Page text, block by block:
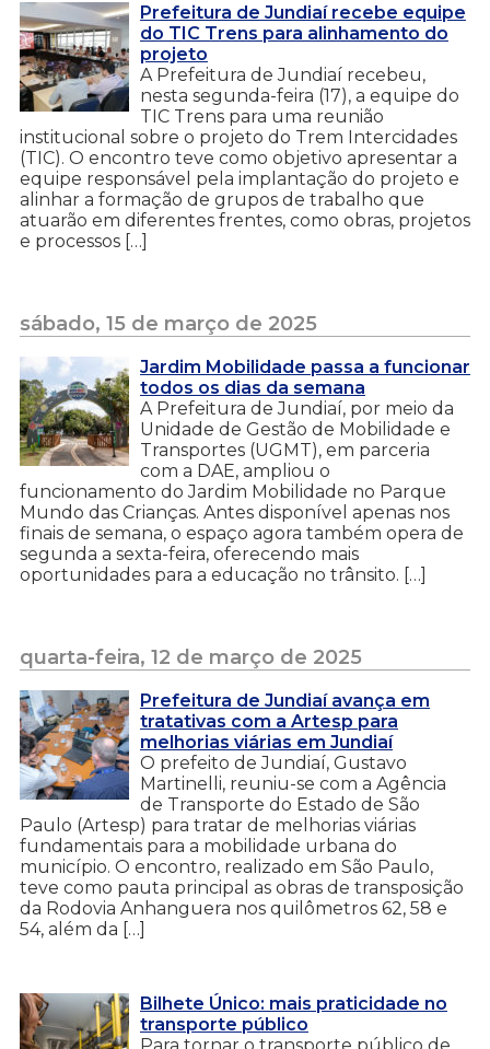
Prefeitura de Jundiaí recebe equipe
do TIC Trens para alinhamento do
projeto
A Prefeitura de Jundiaí recebeu,
nesta segunda-feira (17), a equipe do
TIC Trens para uma reunião
institucional sobre o projeto do Trem Intercidades
(TIC). O encontro teve como objetivo apresentar a
equipe responsável pela implantação do projeto e
alinhar a formação de grupos de trabalho que
atuarão em diferentes frentes, como obras, projetos
e processos […]
sábado, 15 de março de 2025
Jardim Mobilidade passa a funcionar
todos os dias da semana
A Prefeitura de Jundiaí, por meio da
Unidade de Gestão de Mobilidade e
Transportes (UGMT), em parceria
com a DAE, ampliou o
funcionamento do Jardim Mobilidade no Parque
Mundo das Crianças. Antes disponível apenas nos
finais de semana, o espaço agora também opera de
segunda a sexta-feira, oferecendo mais
oportunidades para a educação no trânsito. […]
quarta-feira, 12 de março de 2025
Prefeitura de Jundiaí avança em
tratativas com a Artesp para
melhorias viárias em Jundiaí
O prefeito de Jundiaí, Gustavo
Martinelli, reuniu-se com a Agência
de Transporte do Estado de São
Paulo (Artesp) para tratar de melhorias viárias
fundamentais para a mobilidade urbana do
município. O encontro, realizado em São Paulo,
teve como pauta principal as obras de transposição
da Rodovia Anhanguera nos quilômetros 62, 58 e
54, além da […]
Bilhete Único: mais praticidade no
transporte público
Para tornar o transporte público de